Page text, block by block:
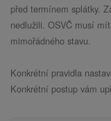
před termínem splátky.
nedlužili. OSVČ musí
mimořádného stavu.
Konkrétní pravidla
Konkrétní postup vám